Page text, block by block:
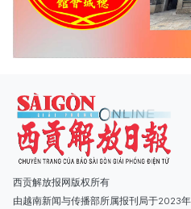
西贡解放报网版权所有
由越南新闻与传播部所属报刊局于2023